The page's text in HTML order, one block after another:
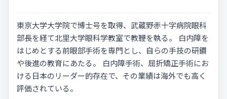
東京大学大学院で博士号を取得、武蔵野赤十字病院眼科
部長を経て北里大学眼科学教室で教鞭を執る。 白内障を
はじめとする前眼部手術を専門とし、自らの手技の研鑽
や後進の教育にあたる。 白内障手術、屈折矯正手術にお
ける日本のリーダー的存在で、その業績は海外でも高く
評価されている。